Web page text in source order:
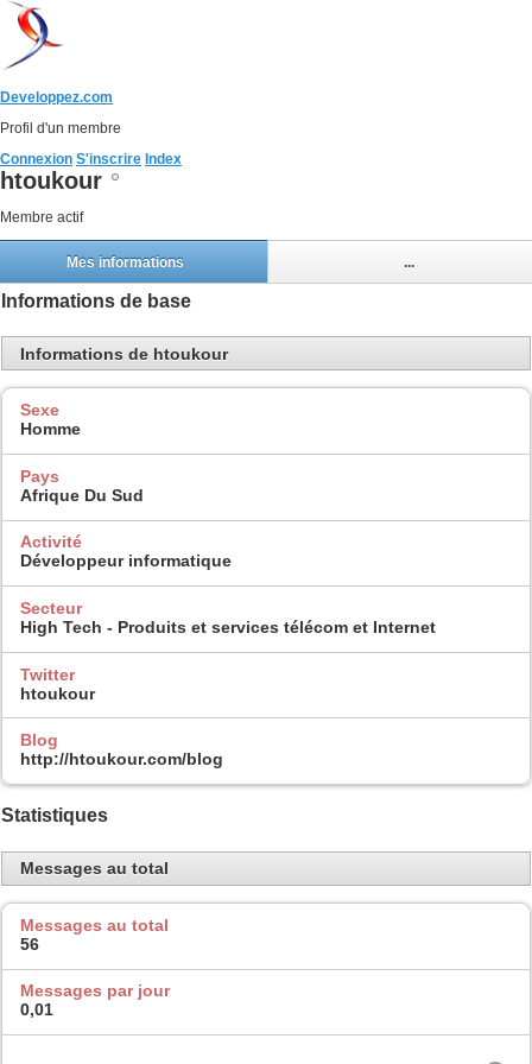
Developpez.com
Profil d'un membre
Connexion S'inscrire Index
htoukour
Membre actif
Mes informations ...
Informations de base
Informations de htoukour
Sexe
Homme
Pays
Afrique Du Sud
Activité
Développeur informatique
Secteur
High Tech - Produits et services télécom et Internet
Twitter
htoukour
Blog
http://htoukour.com/blog
Statistiques
Messages au total
Messages au total
56
Messages par jour
0,01